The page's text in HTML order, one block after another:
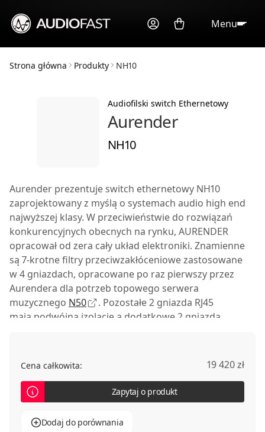
Menu
Strona główna Produkty NH10
Audiofilski switch Ethernetowy
Aurender
NH10
Aurender prezentuje switch ethernetowy NH10
zaprojektowany z myślą o systemach audio high end
najwyższej klasy. W przeciwieństwie do rozwiązań
konkurencyjnych obecnych na rynku, AURENDER
opracował od zera cały układ elektroniki. Znamienne
są 7-krotne filtry przeciwzakłóceniowe zastosowane
w 4 gniazdach, opracowane po raz pierwszy przez
Aurendera dla potrzeb topowego serwera
muzycznego N50
. Pozostałe 2 gniazda RJ45
mają podwójną izolację a dodatkowe 2 gniazda
OCXO o niestabilności zegara poniżej 0,005 ppm.
Dzięki synchronizacji sterowanej przez układ FPGA
wszystkie operacje wewnętrzne podporządkowane
wszelkie rozbieżności czasowe. Dodatkowo
Cena całkowita: 19 420 zł
Zapytaj o produkt
Dodaj do porównania